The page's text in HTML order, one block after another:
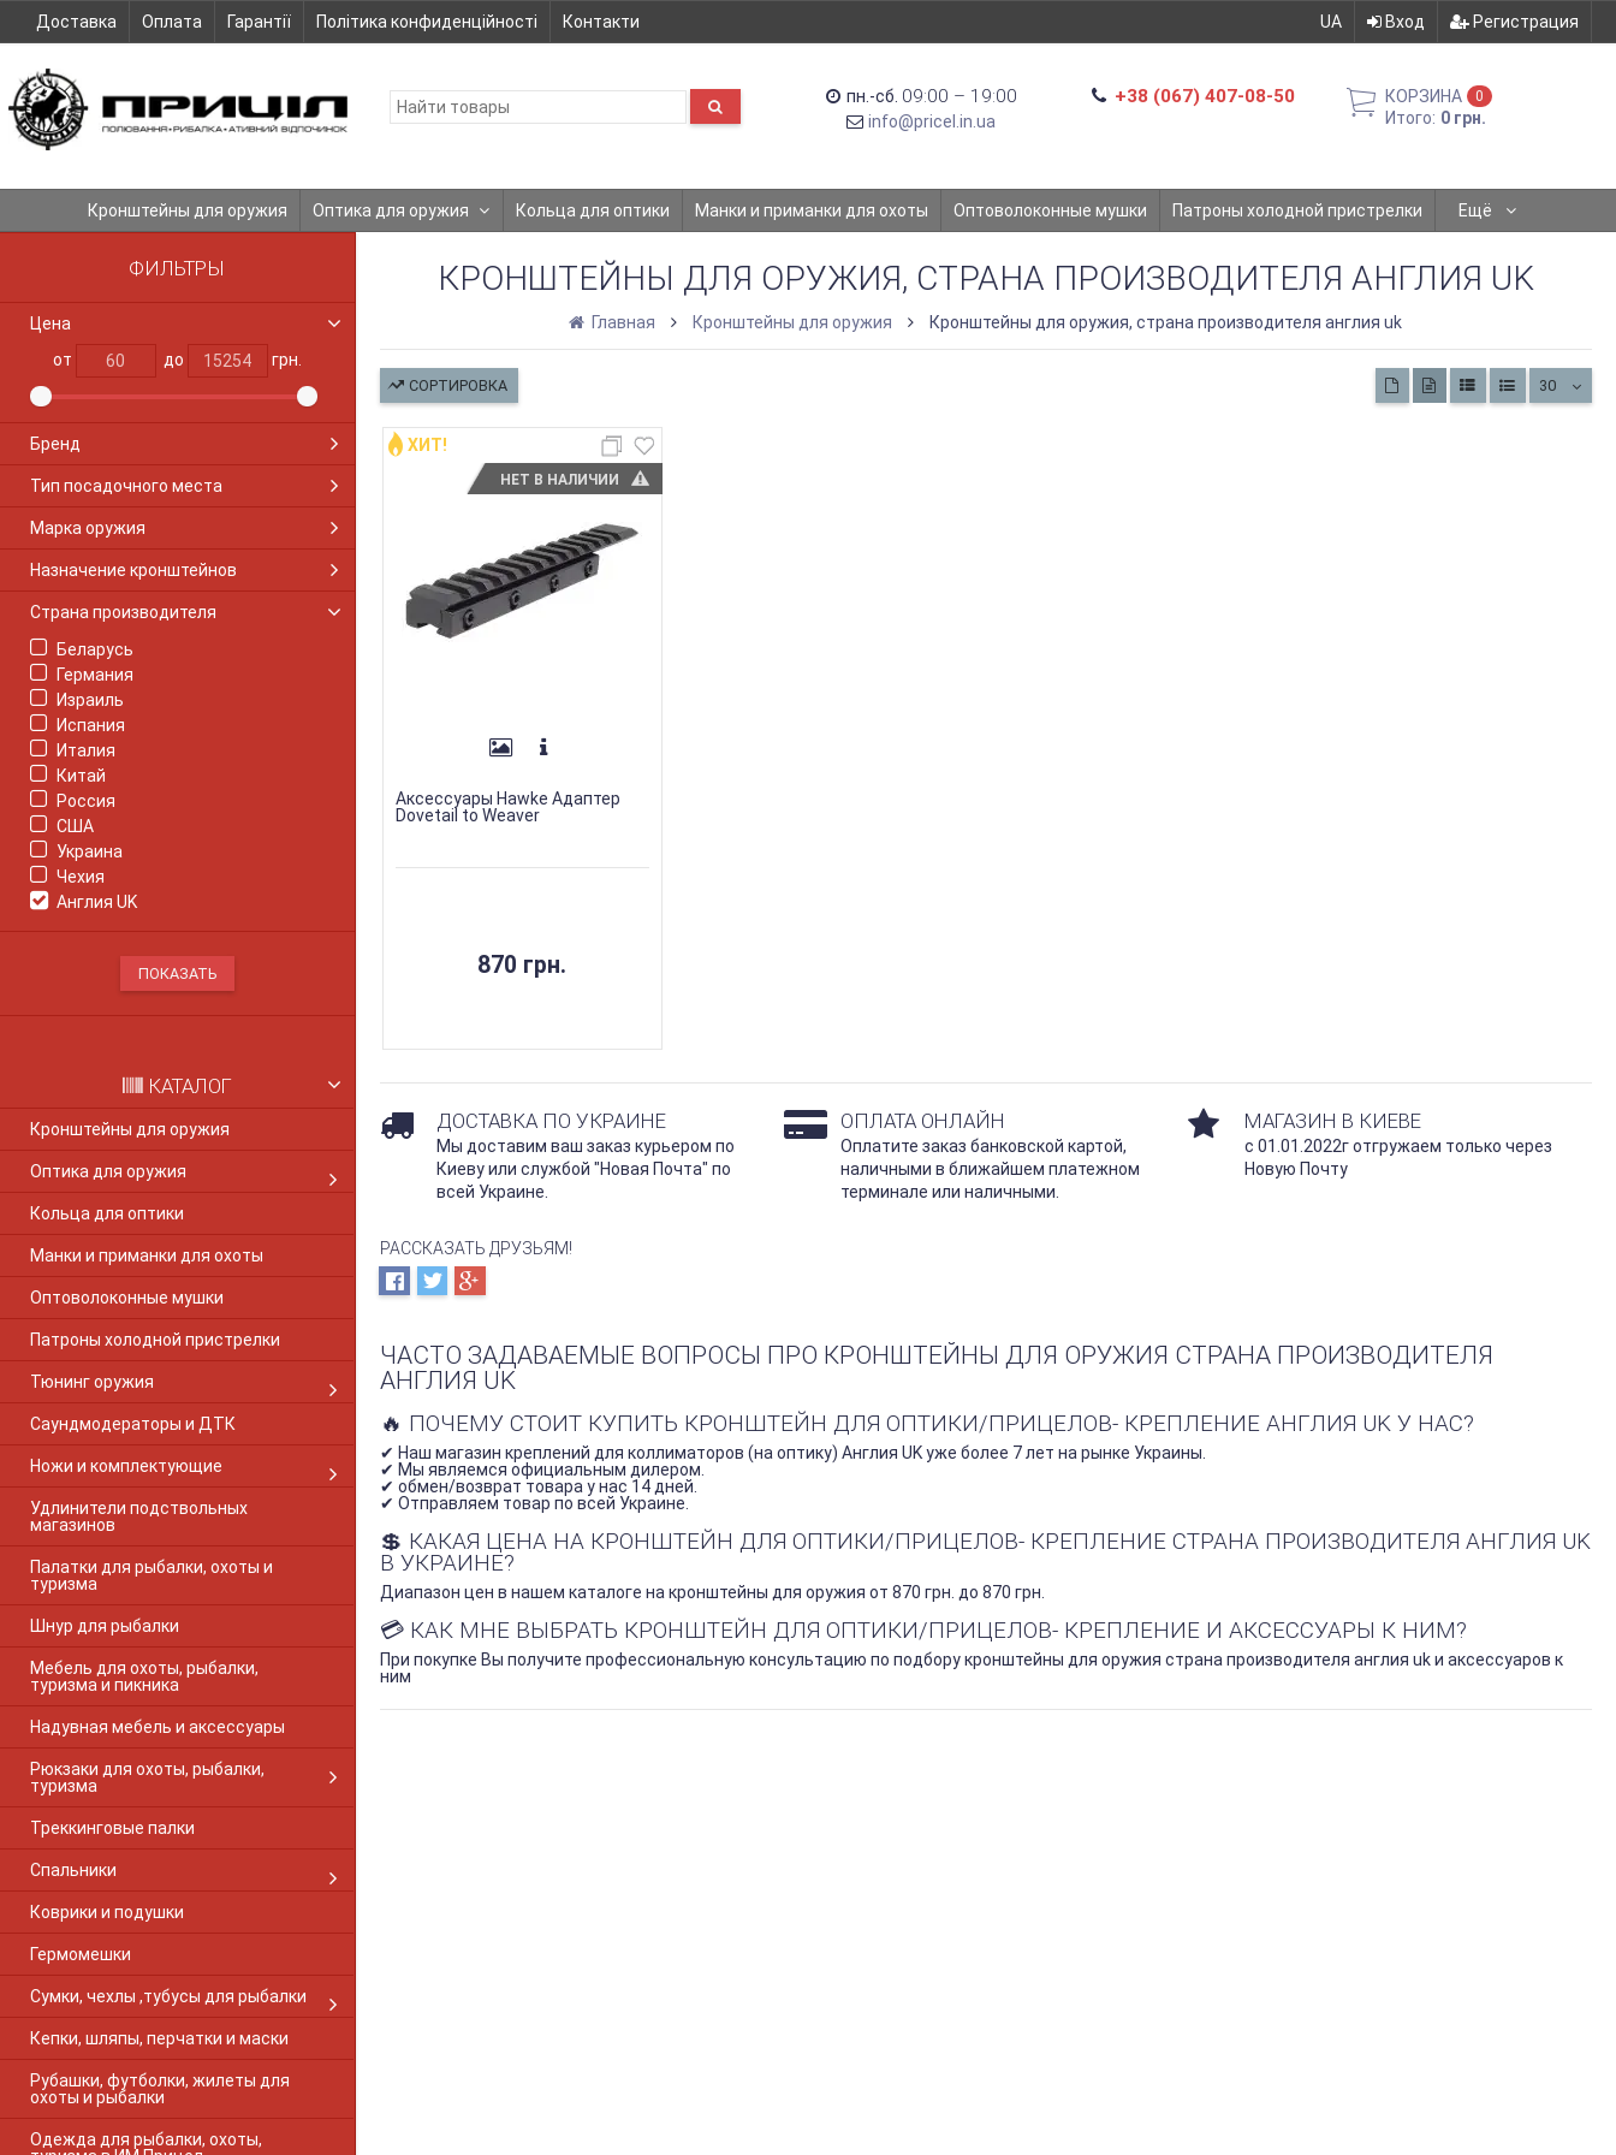
Доставка Оплата Гарантії Політика конфиденційності Контакти UA Вход Регистрация
пн.-сб. 09:00 – 19:00
info@pricel.in.ua
+38 (067) 407-08-50 КОРЗИНА 0
Итого: 0 грн.
Кронштейны для оружия Оптика для оружия Кольца для оптики Манки и приманки для охоты Оптоволоконные мушки Патроны холодной пристрелки Ещё
ФИЛЬТРЫ
Цена
от
до грн.
Бренд
Тип посадочного места
Марка оружия
Назначение кронштейнов
Страна производителя
Беларусь
Германия
Израиль
Испания
Италия
Китай
Россия
США
Украина
Чехия
Англия UK
КАТАЛОГ
Кронштейны для оружия
Оптика для оружия
Кольца для оптики
Манки и приманки для охоты
Оптоволоконные мушки
Патроны холодной пристрелки
Тюнинг оружия
Саундмодераторы и ДТК
Ножи и комплектующие
Удлинители подствольных
магазинов
Палатки для рыбалки, охоты и
туризма
Шнур для рыбалки
Мебель для охоты, рыбалки,
туризма и пикника
Надувная мебель и аксессуары
Рюкзаки для охоты, рыбалки,
туризма
Треккинговые палки
Спальники
Коврики и подушки
Гермомешки
Сумки, чехлы ,тубусы для рыбалки
Кепки, шляпы, перчатки и маски
Рубашки, футболки, жилеты для
охоты и рыбалки
Одежда для рыбалки, охоты,
КРОНШТЕЙНЫ ДЛЯ ОРУЖИЯ, СТРАНА ПРОИЗВОДИТЕЛЯ АНГЛИЯ UK
Главная Кронштейны для оружия Кронштейны для оружия, страна производителя англия uk
СОРТИРОВКА 30
НЕТ В НАЛИЧИИ
ХИТ!
Аксессуары Hawke Адаптер
Dovetail to Weaver
870 грн.
ДОСТАВКА ПО УКРАИНЕ
Мы доставим ваш заказ курьером по
Киеву или службой "Новая Почта" по
всей Украине.
ОПЛАТА ОНЛАЙН
Оплатите заказ банковской картой,
наличными в ближайшем платежном
терминале или наличными.
МАГАЗИН В КИЕВЕ
с 01.01.2022г отгружаем только через
Новую Почту
РАССКАЗАТЬ ДРУЗЬЯМ!
ЧАСТО ЗАДАВАЕМЫЕ ВОПРОСЫ ПРО КРОНШТЕЙНЫ ДЛЯ ОРУЖИЯ СТРАНА ПРОИЗВОДИТЕЛЯ
АНГЛИЯ UK
🔥 ПОЧЕМУ СТОИТ КУПИТЬ КРОНШТЕЙН ДЛЯ ОПТИКИ/ПРИЦЕЛОВ- КРЕПЛЕНИЕ АНГЛИЯ UK У НАС?
✔ Наш магазин креплений для коллиматоров (на оптику) Англия UK уже более 7 лет на рынке Украины.
✔ Мы являемся официальным дилером.
✔ обмен/возврат товара у нас 14 дней.
✔ Отправляем товар по всей Украине.
💲 КАКАЯ ЦЕНА НА КРОНШТЕЙН ДЛЯ ОПТИКИ/ПРИЦЕЛОВ- КРЕПЛЕНИЕ СТРАНА ПРОИЗВОДИТЕЛЯ АНГЛИЯ UK
В УКРАИНЕ?
Диапазон цен в нашем каталоге на кронштейны для оружия от 870 грн. до 870 грн.
💳 КАК МНЕ ВЫБРАТЬ КРОНШТЕЙН ДЛЯ ОПТИКИ/ПРИЦЕЛОВ- КРЕПЛЕНИЕ И АКСЕССУАРЫ К НИМ?
При покупке Вы получите профессиональную консультацию по подбору кронштейны для оружия страна производителя англия uk и аксессуаров к
ним